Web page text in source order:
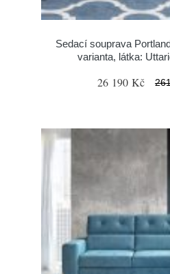
Sedací souprava
varianta, látka:
26 190 Kč